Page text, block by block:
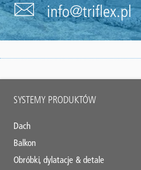
info@triflex.pl
Main
SYSTEMY PRODUKTÓW
Dach
Balkon
Obróbki, dylatacje & detale